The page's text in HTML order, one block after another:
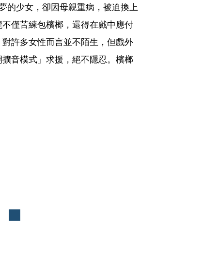
的少女，卻因母親重病，被迫換上
僅苦練包檳榔，還得在戲中應付
許多女性而言並不陌生，但戲外
音模式」求援，絕不隱忍。檳榔